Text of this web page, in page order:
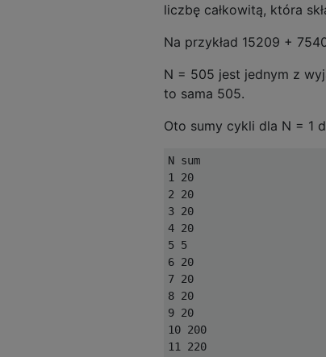
liczbę całkowitą, która
Na przykład 15209 +
N = 505 jest jednym z
to sama 505.
Oto sumy cykli dla N = 1
N sum
1 20
2 20
3 20
4 20
5 5
6 20
7 20
8 20
9 20
10 200
11 220